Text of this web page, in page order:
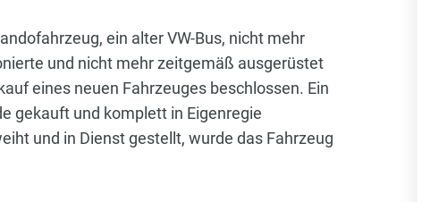
ein alter VW-Bus, nicht mehr
und nicht mehr zeitgemäß ausgerüstet
eines neuen Fahrzeuges beschlossen. Ein
gekauft und komplett in Eigenregie
und in Dienst gestellt, wurde das Fahrzeug